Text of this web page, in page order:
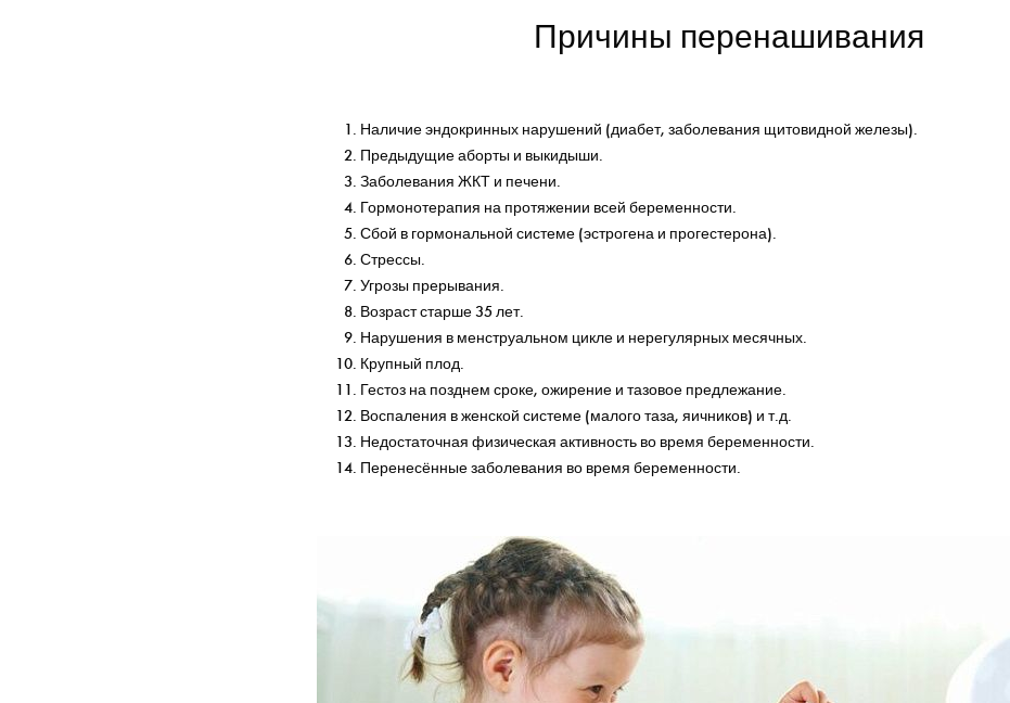
Причины перенашивания
Наличие эндокринных нарушений (диабет, заболевания щитовидной железы).
Предыдущие аборты и выкидыши.
Заболевания ЖКТ и печени.
Гормонотерапия на протяжении всей беременности.
Сбой в гормональной системе (эстрогена и прогестерона).
Стрессы.
Угрозы прерывания.
Возраст старше 35 лет.
Нарушения в менструальном цикле и нерегулярных месячных.
Крупный плод.
Гестоз на позднем сроке, ожирение и тазовое предлежание.
Воспаления в женской системе (малого таза, яичников) и т.д.
Недостаточная физическая активность во время беременности.
Перенесённые заболевания во время беременности.